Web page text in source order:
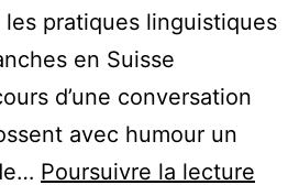
pratiques linguistiques
en Suisse
d’une conversation
avec humour un
Poursuivre la lecture